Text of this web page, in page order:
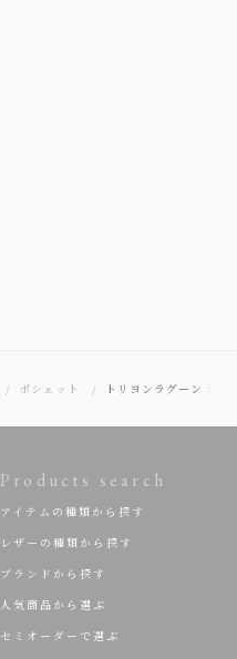
ポシェット トリヨンラグーン ポシ
Products search
アイテムの種類から探す
レザーの種類から探す
ブランドから探す
人気商品から選ぶ
セミオーダーで選ぶ